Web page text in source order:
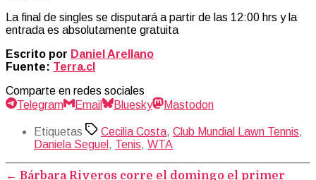
La final de singles se disputará a partir de las 12:00 hrs y la
entrada es absolutamente gratuita
Escrito por Daniel Arellano
Fuente: Terra.cl
Comparte en redes sociales
Telegram
Email Bluesky Mastodon
Etiquetas Cecilia Costa, Club Mundial Lawn Tennis,
Daniela Seguel , Tenis, WTA
← Bárbara Riveros corre el domingo el primer